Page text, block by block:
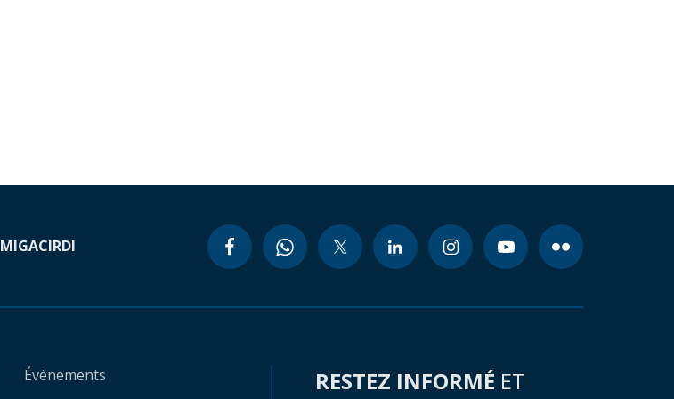
MIGACIRDI
Évènements RESTEZ INFORMÉ ET